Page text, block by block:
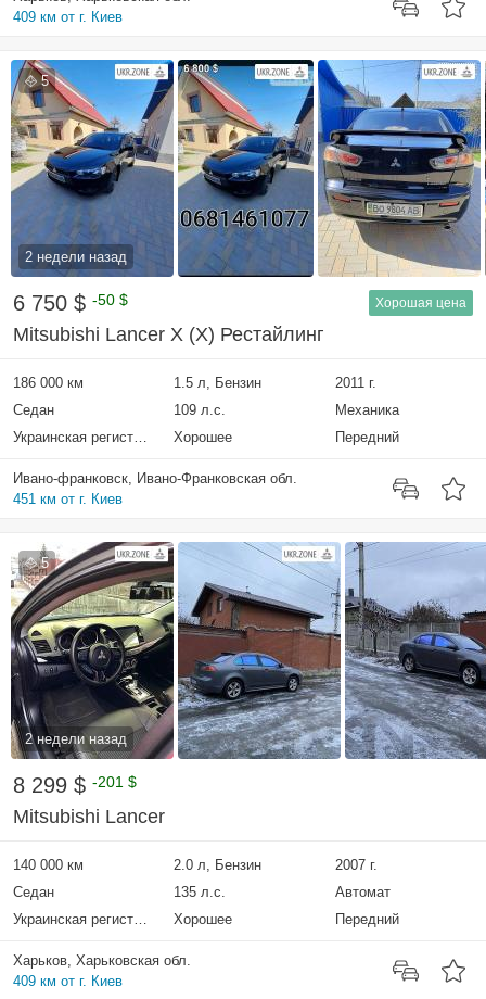
409 км от г. Киев
5
2 недели назад
6 750 $ -50 $ Хорошая цена
Mitsubishi Lancer X (X) Рестайлинг
186 000 км 1.5 л, Бензин
2011 г.
Седан
109 л.с.
Механика
Украинская регистрация
Хорошее Передний
Ивано-франковск, Ивано-Франковская обл.
451 км от г. Киев
5
2 недели назад
8 299 $ -201 $
Mitsubishi Lancer
140 000 км 2.0 л, Бензин
2007 г.
Седан
135 л.с.
Автомат
Украинская регистрация
Хорошее Передний
Харьков, Харьковская обл.
409 км от г. Киев